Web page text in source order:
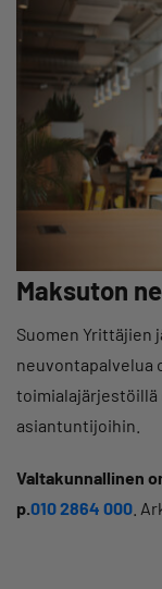
Maksuton
Suomen Yrittäjien
neuvontapalvelua
toimialajärjestöillä
asiantuntijoihin.
Valtakunnallinen
p. 010 2864 000 .